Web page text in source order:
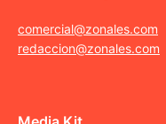
comercial@zonales.com
redaccion@zonales.com